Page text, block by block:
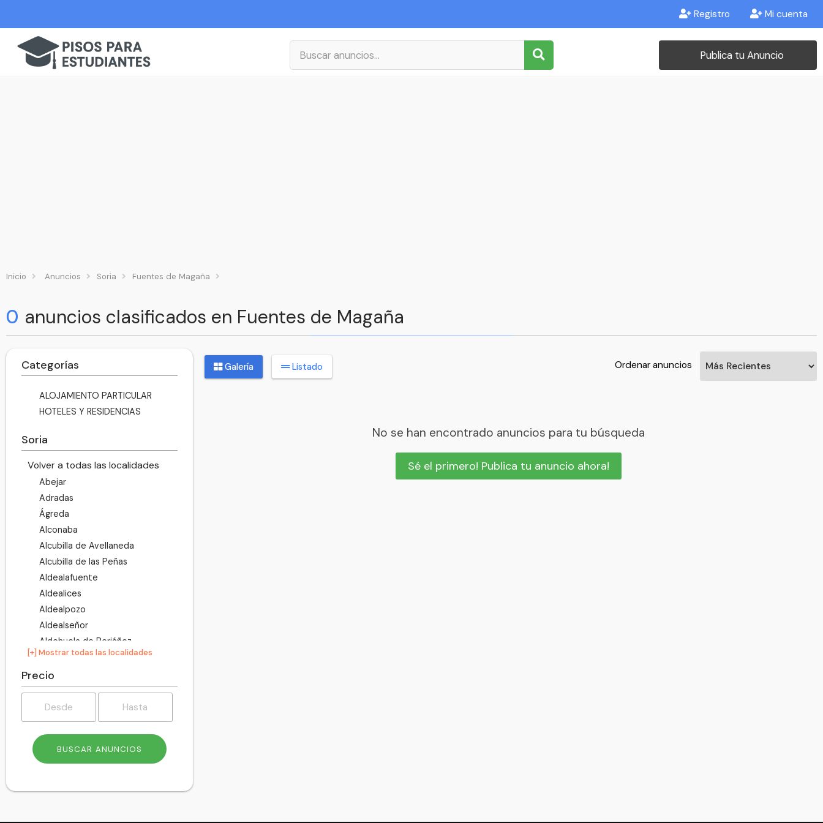
Registro Mi cuenta
Publica tu Anuncio
Inicio Anuncios Soria Fuentes de Magaña
0 anuncios clasificados en Fuentes de Magaña
Categorías
ALOJAMIENTO PARTICULAR
HOTELES Y RESIDENCIAS
Soria
Volver a todas las localidades
Abejar
Adradas
Ágreda
Alconaba
Alcubilla de Avellaneda
Alcubilla de las Peñas
Aldealafuente
Aldealices
Aldealpozo
Aldealseñor
Aldehuela de Periáñez
Aldehuelas
Alentisque
Aliud
Almajano
Almaluez
Almarza
Almazán
[+] Mostrar todas las localidades
Precio
Galería Listado Ordenar anuncios
No se han encontrado anuncios para tu búsqueda
Sé el primero! Publica tu anuncio ahora!